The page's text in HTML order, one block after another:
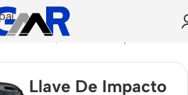
Eléctricas Llaves de Impacto
Llave De Impacto